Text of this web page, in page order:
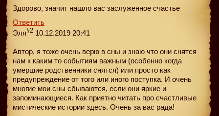
Здорово, значит нашло вас заслуженное счастье
Ответить
Эля#2 10.12.2019 20:41
Автор, я тоже очень верю в сны и знаю что они снятся
нам к каким то событиям важным (особенно когда
умершие родственники снятся) или просто как
предупреждение от того или иного поступка. И очень
многие мои сны сбываются, если они яркие и
запоминающиеся. Как приятно читать про счастливые
мистические истории здесь. Очень за вас рада!